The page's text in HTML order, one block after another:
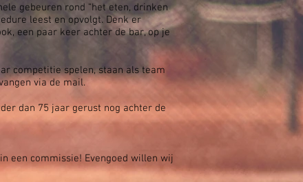
gebeuren rond “het eten, drinken
leest en opvolgt. Denk er
een paar keer achter de bar, op je
competitie spelen, staan als team
via de mail.
dan 75 jaar gerust nog achter de
een commissie! Evengoed willen wij